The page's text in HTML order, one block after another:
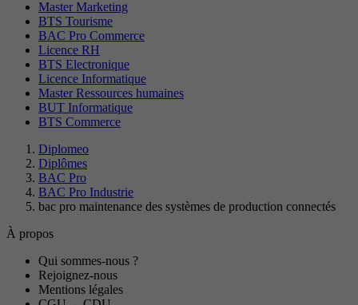
Master Marketing
BTS Tourisme
BAC Pro Commerce
Licence RH
BTS Electronique
Licence Informatique
Master Ressources humaines
BUT Informatique
BTS Commerce
Diplomeo
Diplômes
BAC Pro
BAC Pro Industrie
bac pro maintenance des systèmes de production connectés
À propos
Qui sommes-nous ?
Rejoignez-nous
Mentions légales